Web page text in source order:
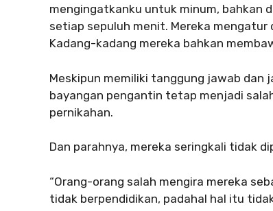
mengingatkanku untuk minum, bahkan
setiap sepuluh menit. Mereka
Kadang-kadang mereka bahkan
Meskipun memiliki tanggung jawab dan
bayangan pengantin tetap menjadi
pernikahan.
Dan parahnya, mereka seringkali tidak
“Orang-orang salah mengira mereka
tidak berpendidikan, padahal hal itu